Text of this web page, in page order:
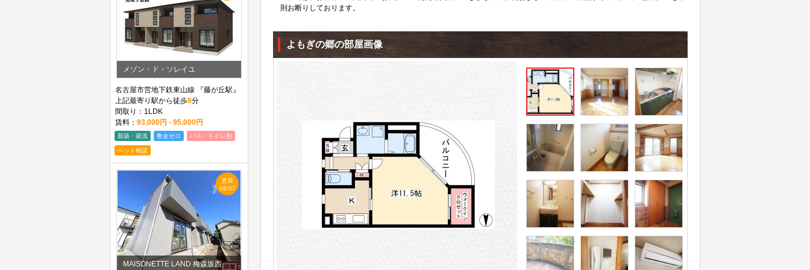
メゾン・ド・ソレイユ
名古屋市営地下鉄東山線 『藤が丘駅』
上記最寄り駅から徒歩8分
間取り：1LDK
賃料： 93,000円 - 95,000円
新築・築浅 敷金ゼロ バス・トイレ別
ペット相談
更新
08/07
MAISONETTE LAND 梅森坂西
則お断りしております。
よもぎの郷の部屋画像